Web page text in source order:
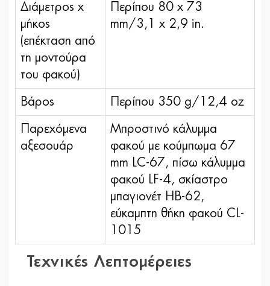
Διάμετρος x
μήκος
(επέκταση από
τη μοντούρα
του φακού)
Περίπου 80 x 73
mm/3,1 x 2,9 in.
Βάρος Περίπου 350 g/12,4 oz
Παρεχόμενα
αξεσουάρ
Μπροστινό κάλυμμα
φακού με κούμπωμα 67
mm LC-67, πίσω κάλυμμα
φακού LF-4, σκίαστρο
μπαγιονέτ HB-62,
εύκαμπτη θήκη φακού CL-
1015
Τεχνικές Λεπτομέρειες